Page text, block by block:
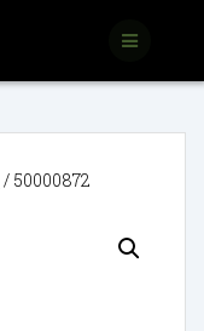
/ 50000872